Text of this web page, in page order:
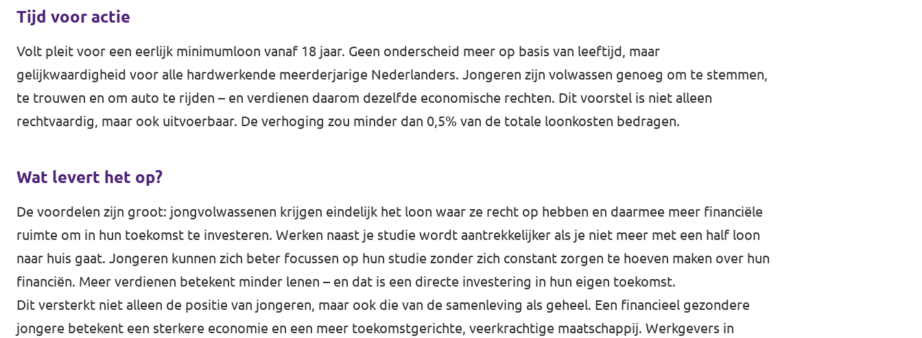
Tijd voor actie
Volt pleit voor een eerlijk minimumloon vanaf 18 jaar. Geen onderscheid meer op basis van leeftijd, maar
gelijkwaardigheid voor alle hardwerkende meerderjarige Nederlanders. Jongeren zijn volwassen genoeg om te stemmen,
te trouwen en om auto te rijden – en verdienen daarom dezelfde economische rechten. Dit voorstel is niet alleen
rechtvaardig, maar ook uitvoerbaar. De verhoging zou minder dan 0,5% van de totale loonkosten bedragen.
Wat levert het op?
De voordelen zijn groot: jongvolwassenen krijgen eindelijk het loon waar ze recht op hebben en daarmee meer financiële
ruimte om in hun toekomst te investeren. Werken naast je studie wordt aantrekkelijker als je niet meer met een half loon
naar huis gaat. Jongeren kunnen zich beter focussen op hun studie zonder zich constant zorgen te hoeven maken over hun
financiën. Meer verdienen betekent minder lenen – en dat is een directe investering in hun eigen toekomst.
Dit versterkt niet alleen de positie van jongeren, maar ook die van de samenleving als geheel. Een financieel gezondere
jongere betekent een sterkere economie en een meer toekomstgerichte, veerkrachtige maatschappij. Werkgevers in